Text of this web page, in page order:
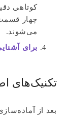
کوتاهی
چهار
می‌شوند.
برای
تکنیک‌های
بعد از